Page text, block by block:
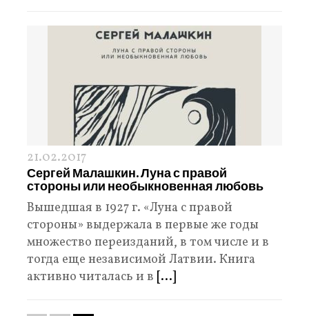
21.02.2017
Сергей Малашкин. Луна с правой
стороны или необыкновенная любовь
Вышедшая в 1927 г. «Луна с правой
стороны» выдержала в первые же годы
множество переизданий, в том числе и в
тогда еще независимой Латвии. Книга
активно читалась и в [...]